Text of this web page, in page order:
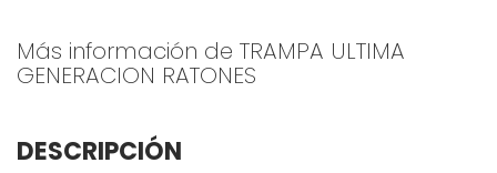
Más información de TRAMPA ULTIMA
GENERACION RATONES
DESCRIPCIÓN